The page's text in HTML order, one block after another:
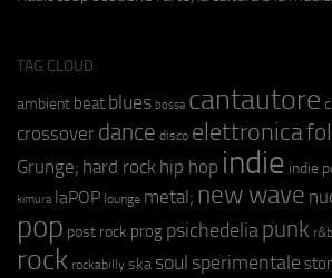
TAG CLOUD
ambient beat blues bossa cantautore
crossover dance disco elettronica
Grunge; hard rock hip hop indie indie
kimura laPOP lounge metal; new wave
pop post rock prog psichedeliapunk r&b
rock rockabilly ska soul sperimentale